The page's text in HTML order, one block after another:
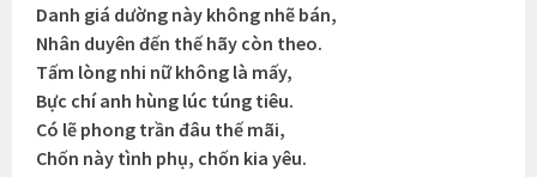
Danh giá dường này không nhẽ bán,
Nhân duyên đến thế hãy còn theo.
Tấm lòng nhi nữ không là mấy,
Bực chí anh hùng lúc túng tiêu.
Có lẽ phong trần đâu thế mãi,
Chốn này tình phụ, chốn kia yêu.